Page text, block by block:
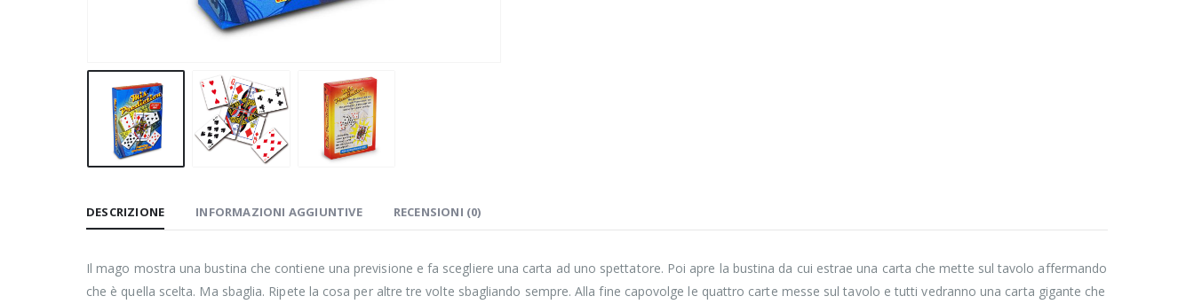
DESCRIZIONE INFORMAZIONI AGGIUNTIVE RECENSIONI (0)
Il mago mostra una bustina che contiene una previsione e fa scegliere una carta ad uno spettatore. Poi apre la bustina da cui estrae una carta che mette sul tavolo affermando
che è quella scelta. Ma sbaglia. Ripete la cosa per altre tre volte sbagliando sempre. Alla fine capovolge le quattro carte messe sul tavolo e tutti vedranno una carta gigante che